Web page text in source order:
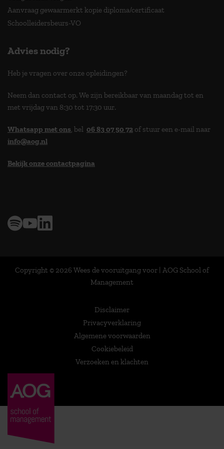
Aanvraag gewaarmerkt kopie diploma/certificaat
Schoolleidersbeurs-VO
Advies nodig?
Heb je vragen over onze opleidingen?
Neem dan contact op. We zijn bereikbaar van maandag tot en
met vrijdag van 8:30 tot 17:30 uur.
Whatsapp met ons, bel 06 83 07 50 72 of stuur een e-mail naar
info@aog.nl
Bekijk onze contactpagina
Copyright © 2026 Wees de vooruitgang voor | AOG School of
Management
Disclaimer
Privacyverklaring
Algemene voorwaarden
Cookiebeleid
Verzoeken en klachten